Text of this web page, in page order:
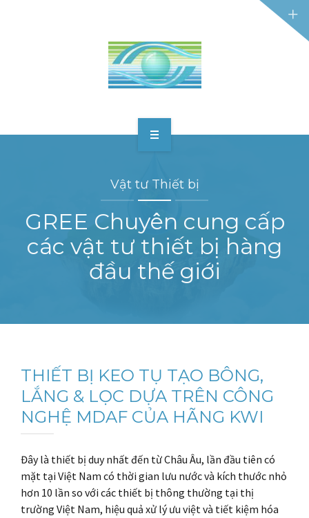
DỊCH VỤ
CÔNG NGHỆ
TIN TỨC
Vật tư Thiết bị
GREE Chuyên cung cấp
các vật tư thiết bị hàng
đầu thế giới
THIẾT BỊ KEO TỤ TẠO BÔNG,
LẮNG & LỌC DỰA TRÊN CÔNG
NGHỆ MDAF CỦA HÃNG KWI
Đây là thiết bị duy nhất đến từ Châu Âu, lần đầu tiên có
mặt tại Việt Nam có thời gian lưu nước và kích thước nhỏ
hơn 10 lần so với các thiết bị thông thường tại thị
trường Việt Nam, hiệu quả xử lý ưu việt và tiết kiệm hóa